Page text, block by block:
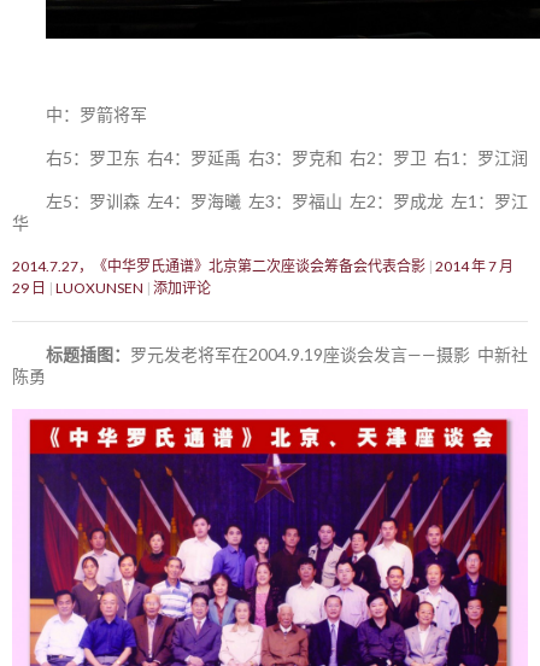
中：罗箭将军
右5：罗卫东 右4：罗延禹 右3：罗克和 右2：罗卫 右1：罗江润
左5：罗训森 左4：罗海曦 左3：罗福山 左2：罗成龙 左1：罗江
华
2014.7.27，《中华罗氏通谱》北京第二次座谈会筹备会代表合影 2014 年 7 月
29 日
LUOXUNSEN 添加评论
标题插图： 罗元发老将军在2004.9.19座谈会发言——摄影 中新社
陈勇